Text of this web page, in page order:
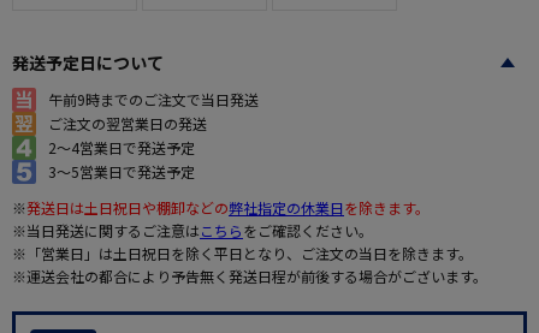
発送予定日について
午前9時までのご注文で当日発送
ご注文の翌営業日の発送
2～4営業日で発送予定
3～5営業日で発送予定
※発送日は土日祝日や棚卸などの弊社指定の休業日を除きます。
※当日発送に関するご注意はこちらをご確認ください。
※「営業日」は土日祝日を除く平日となり、ご注文の当日を除きます。
※運送会社の都合により予告無く発送日程が前後する場合がございます。